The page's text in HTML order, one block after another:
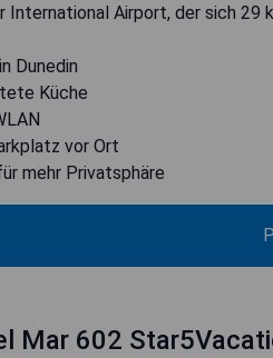
International Airport, der sich 29
Dunedin
Küche
vor Ort
mehr Privatsphäre
Mar 602